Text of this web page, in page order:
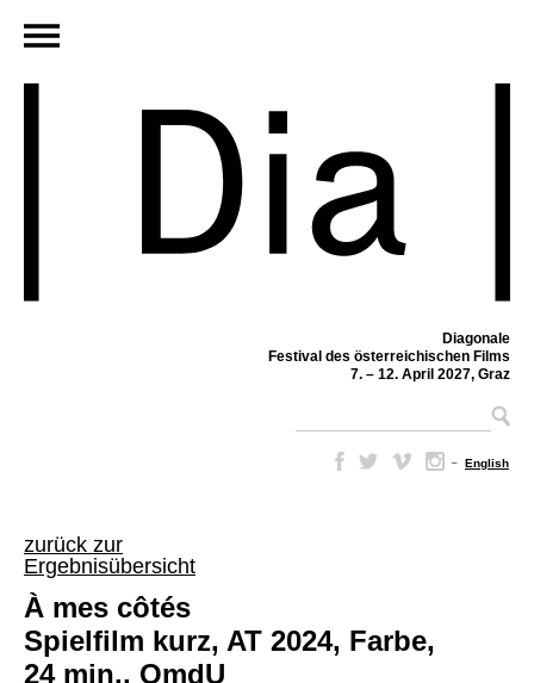
Diagonale
Festival des österreichischen Films
7. – 12. April 2027, Graz
– English
zurück zur
Ergebnisübersicht
À mes côtés
Spielfilm kurz, AT 2024, Farbe,
24 min., OmdU